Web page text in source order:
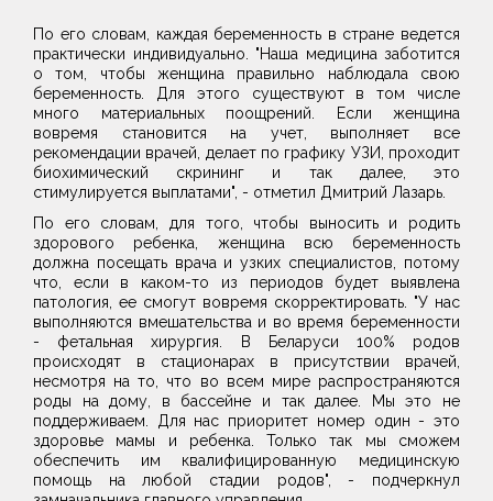
По его словам, каждая беременность в стране ведется
практически индивидуально. "Наша медицина заботится
о том, чтобы женщина правильно наблюдала свою
беременность. Для этого существуют в том числе
много материальных поощрений. Если женщина
вовремя становится на учет, выполняет все
рекомендации врачей, делает по графику УЗИ, проходит
биохимический скрининг и так далее, это
стимулируется выплатами", - отметил Дмитрий Лазарь.
По его словам, для того, чтобы выносить и родить
здорового ребенка, женщина всю беременность
должна посещать врача и узких специалистов, потому
что, если в каком-то из периодов будет выявлена
патология, ее смогут вовремя скорректировать. "У нас
выполняются вмешательства и во время беременности
- фетальная хирургия. В Беларуси 100% родов
происходят в стационарах в присутствии врачей,
несмотря на то, что во всем мире распространяются
роды на дому, в бассейне и так далее. Мы это не
поддерживаем. Для нас приоритет номер один - это
здоровье мамы и ребенка. Только так мы сможем
обеспечить им квалифицированную медицинскую
помощь на любой стадии родов", - подчеркнул